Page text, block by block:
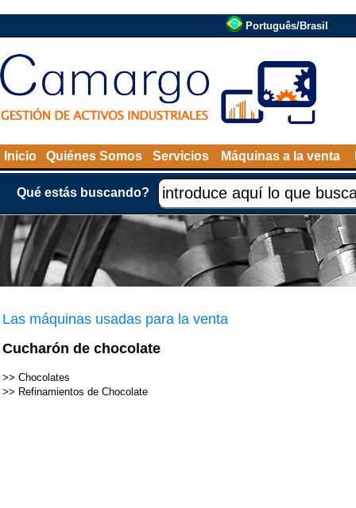
Português/Brasil
Inicio Quiénes Somos Servicios Máquinas a la venta
Qué estás buscando?
Las máquinas usadas para la venta
Cucharón de chocolate
>> Chocolates
>> Refinamientos de Chocolate